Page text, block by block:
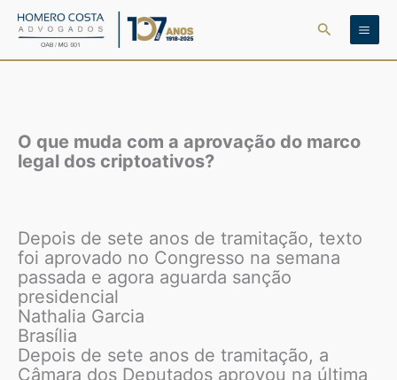
para
Pesquisar
O que muda com a aprovação do marco
legal dos criptoativos?
Depois de sete anos de tramitação, texto
foi aprovado no Congresso na semana
passada e agora aguarda sanção
presidencial
Nathalia Garcia
Brasília
Depois de sete anos de tramitação, a
Câmara dos Deputados aprovou na última